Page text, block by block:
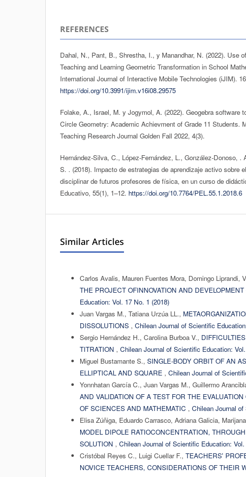
REFERENCES
Dahal, N., Pant, B., Shrestha, I., y Manandhar, N. (2022). Use
Teaching and Learning Geometric Transformation in School
International Journal of Interactive Mobile Technologies (iJIM).
https://doi.org/10.3991/ijim.v16i08.29575
Folake, A., Israel, M. y Jogymol, A. (2022). Geogebra software
Circle Geometry: Academic Achievment of Grade 11 Students.
Teaching Research Journal Golden Fall 2022, 4(3).
Hernández-Silva, C., López-Fernández, L., González-Donoso, .
S. . (2018). Impacto de estrategias de aprendizaje activo sobre
disciplinar de futuros profesores de física, en un curso de
Educativo, 55(1), 1–12. https://doi.org/10.7764/PEL.55.1.2018.6
Similar Articles
Carlos Avalis, Mauren Fuentes Mora, Domingo Liprandi,
THE PROJECT OFINNOVATION AND
Education: Vol. 17 No. 1 (2018)
Juan Vargas M., Tatiana Urzúa LL.,
DISSOLUTIONS , Chilean Journal of Scientific
Sergio Hernández H., Carolina Burboa V.,
TITRATION , Chilean Journal of Scientific Education:
Miguel Bustamante S., SINGLE-BODY ORBIT OF AN
ELLIPTICAL AND SQUARE , Chilean Journal of
Yonnhatan García C., Juan Vargas M., Guillermo
AND VALIDATION OF A TEST FOR THE
OF SCIENCES AND MATHEMATIC , Chilean Journal
Elisa Zúñiga, Eduardo Carrasco, Adriana Galicia,
MODEL DIPOLE RATIOCONCENTRATION,
SOLUTION , Chilean Journal of Scientific Education:
Cristóbal Reyes C., Luigi Cuellar F., TEACHERS'
NOVICE TEACHERS, CONSIDERATIONS OF THEIR